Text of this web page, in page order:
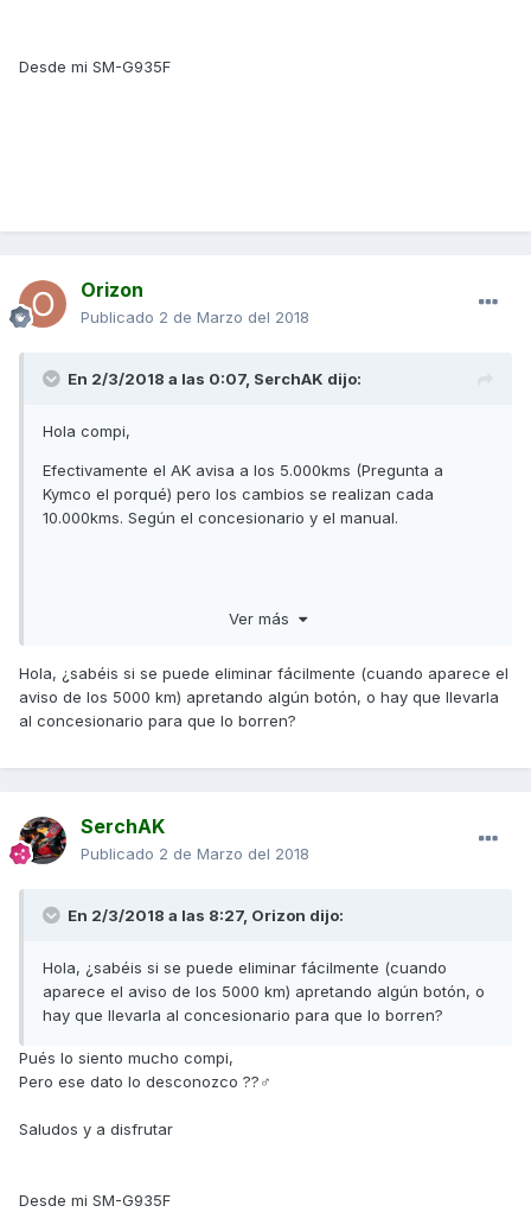
Desde mi SM-G935F
Orizon
Publicado 2 de Marzo del 2018
En 2/3/2018 a las 0:07, SerchAK dijo:
Hola compi,
Efectivamente el AK avisa a los 5.000kms (Pregunta a
Kymco el porqué) pero los cambios se realizan cada
10.000kms. Según el concesionario y el manual.
Desde mi SM-G935F
Ver más
Hola, ¿sabéis si se puede eliminar fácilmente (cuando aparece el
aviso de los 5000 km) apretando algún botón, o hay que llevarla
al concesionario para que lo borren?
SerchAK
Publicado 2 de Marzo del 2018
En 2/3/2018 a las 8:27, Orizon dijo:
Hola, ¿sabéis si se puede eliminar fácilmente (cuando
aparece el aviso de los 5000 km) apretando algún botón, o
hay que llevarla al concesionario para que lo borren?
Pués lo siento mucho compi,
Pero ese dato lo desconozco ??‍♂️
Saludos y a disfrutar
Desde mi SM-G935F